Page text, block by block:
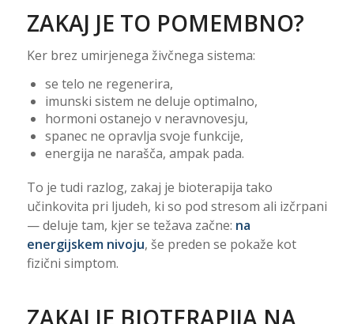
ZAKAJ JE TO POMEMBNO?
Ker brez umirjenega živčnega sistema:
se telo ne regenerira,
imunski sistem ne deluje optimalno,
hormoni ostanejo v neravnovesju,
spanec ne opravlja svoje funkcije,
energija ne narašča, ampak pada.
To je tudi razlog, zakaj je bioterapija tako
učinkovita pri ljudeh, ki so pod stresom ali izčrpani
— deluje tam, kjer se težava začne: na
energijskem nivoju, še preden se pokaže kot
fizični simptom.
ZAKAJ JE BIOTERAPIJA NA